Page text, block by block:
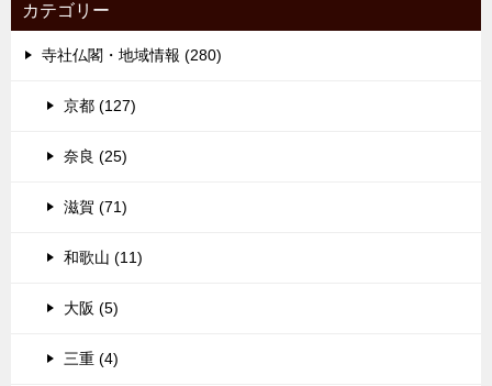
カテゴリー
寺社仏閣・地域情報 (280)
京都 (127)
奈良 (25)
滋賀 (71)
和歌山 (11)
大阪 (5)
三重 (4)